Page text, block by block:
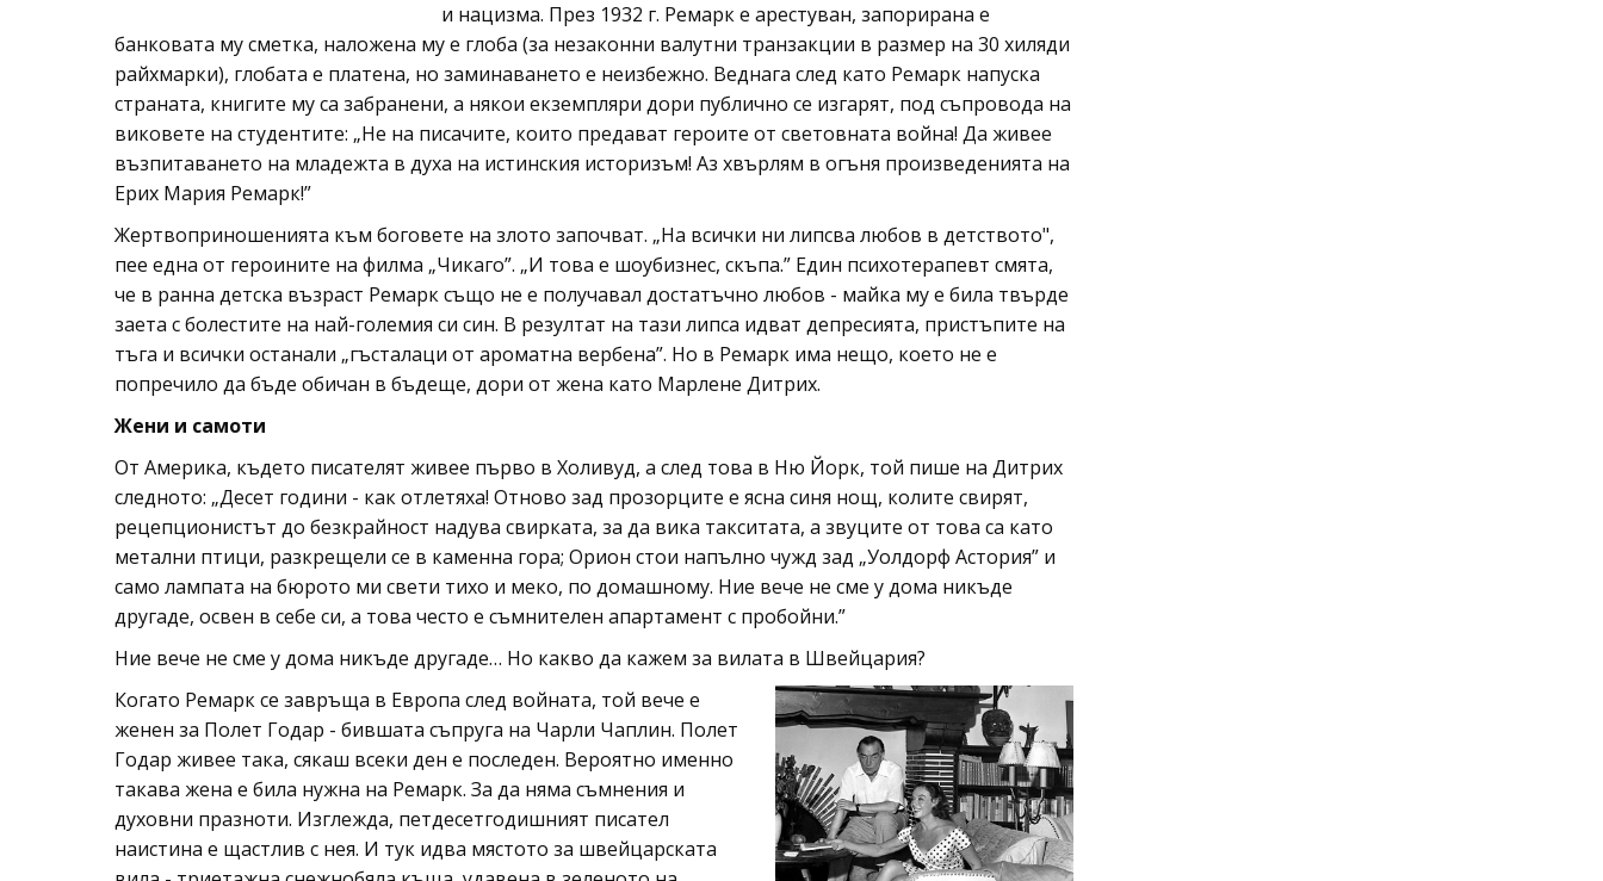
и нацизма. През 1932 г. Ремарк е арестуван, запорирана е
банковата му сметка, наложена му е глоба (за незаконни валутни транзакции в размер на 30 хиляди
райхмарки), глобата е платена, но заминаването е неизбежно. Веднага след като Ремарк напуска
страната, книгите му са забранени, а някои екземпляри дори публично се изгарят, под съпровода на
виковете на студентите: „Не на писачите, които предават героите от световната война! Да живее
възпитаването на младежта в духа на истинския историзъм! Аз хвърлям в огъня произведенията на
Ерих Мария Ремарк!”
Жертвоприношенията към боговете на злото започват. „На всички ни липсва любов в детството",
пее една от героините на филма „Чикаго”. „И това е шоубизнес, скъпа.” Един психотерапевт смята,
че в ранна детска възраст Ремарк също не е получавал достатъчно любов - майка му е била твърде
заета с болестите на най-големия си син. В резултат на тази липса идват депресията, пристъпите на
тъга и всички останали „гъсталаци от ароматна вербена”. Но в Ремарк има нещо, което не е
попречило да бъде обичан в бъдеще, дори от жена като Марлене Дитрих.
Жени и самоти
От Америка, където писателят живее първо в Холивуд, а след това в Ню Йорк, той пише на Дитрих
следното: „Десет години - как отлетяха! Отново зад прозорците е ясна синя нощ, колите свирят,
рецепционистът до безкрайност надува свирката, за да вика такситата, а звуците от това са като
метални птици, разкрещели се в каменна гора; Орион стои напълно чужд зад „Уолдорф Астория” и
само лампата на бюрото ми свети тихо и меко, по домашному. Ние вече не сме у дома никъде
другаде, освен в себе си, а това често е съмнителен апартамент с пробойни.”
Ние вече не сме у дома никъде другаде… Но какво да кажем за вилата в Швейцария?
Когато Ремарк се завръща в Европа след войната, той вече е
женен за Полет Годар - бившата съпруга на Чарли Чаплин. Полет
Годар живее така, сякаш всеки ден е последен. Вероятно именно
такава жена е била нужна на Ремарк. За да няма съмнения и
духовни празноти. Изглежда, петдесетгодишният писател
наистина е щастлив с нея. И тук идва мястото за швейцарската